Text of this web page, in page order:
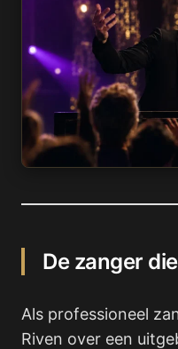
De zanger
Als professioneel
Riven over een